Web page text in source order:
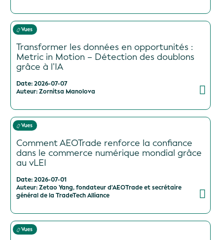
Vues
Transformer les données en opportunités :
Metric in Motion – Détection des doublons
grâce à l’IA
Date: 2026-07-07
Auteur: Zornitsa Manolova
Vues
Comment AEOTrade renforce la confiance
dans le commerce numérique mondial grâce
au vLEI
Date: 2026-07-01
Auteur: Zetao Yang, fondateur d'AEOTrade et secrétaire
général de la TradeTech Alliance
Vues